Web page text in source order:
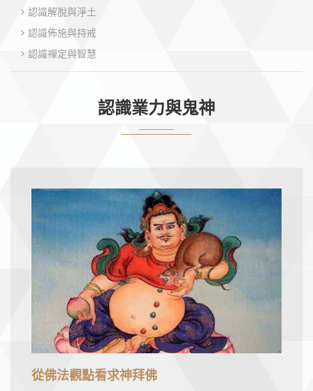
認識解脫與淨土
認識佈施與持戒
認識禪定與智慧
認識業力與鬼神
從佛法觀點看求神拜佛